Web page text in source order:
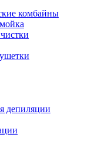
комбайны
депиляции